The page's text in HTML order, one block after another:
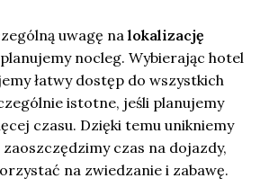
uwagę na lokalizację
nocleg. Wybierając hotel
łatwy dostęp do wszystkich
istotne, jeśli planujemy
czasu. Dzięki temu unikniemy
czas na dojazdy,
na zwiedzanie i zabawę.